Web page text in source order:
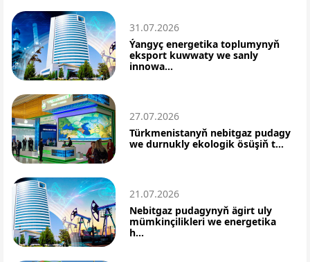
31.07.2026
Ýangyç energetika toplumynyň
eksport kuwwaty we sanly
innowa...
27.07.2026
Türkmenistanyň nebitgaz pudagy
we durnukly ekologik ösüşiň t...
21.07.2026
Nebitgaz pudagynyň ägirt uly
mümkinçilikleri we energetika
h...